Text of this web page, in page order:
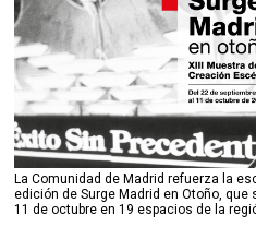
La Comunidad de Madrid refuerza la
edición de Surge Madrid en Otoño, que
11 de octubre en 19 espacios de la